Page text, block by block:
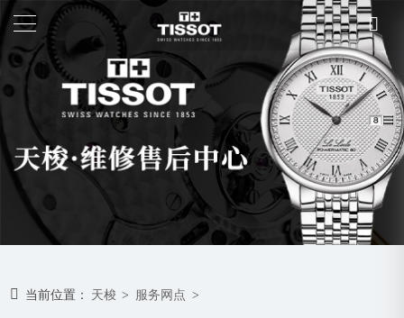
当前位置： 天梭 > 服务网点 >